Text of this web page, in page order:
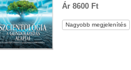
Ár 8600 Ft
Nagyobb megjelenítés